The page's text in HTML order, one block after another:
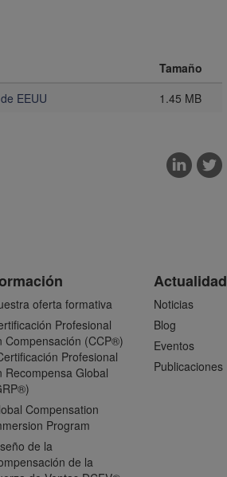
Tamaño
EEUU
1.45 MB
oferta formativa
Profesional
Compensación (CCP®)
Profesional
Recompensa Global
Compensation
Program
de la
de la
Actualidad
Noticias
Blog
Eventos
Publicaciones